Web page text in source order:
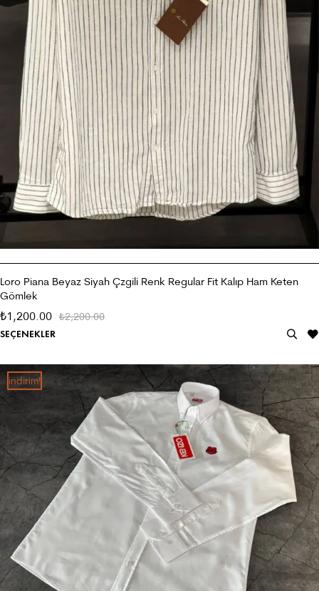
Loro Piana Beyaz Siyah Çzgili Renk Regular Fit Kalıp Ham Keten
Gömlek
₺2,200.00
₺1,200.00
SEÇENEKLER
i̇ndirim!